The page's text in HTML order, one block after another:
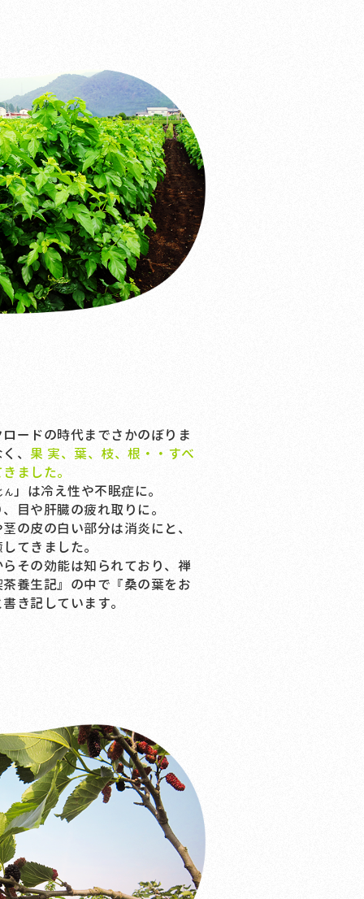
ードの時代までさかのぼりま
、 果 実、葉、枝、根・・すべ
ました。
ん 」は冷え性や不眠症に。
目や肝臓の疲れ取りに。
の皮の白い部分は消炎にと、
てきました。
その効能は知られており、禅
養生記』の中で『桑の葉をお
き記しています。